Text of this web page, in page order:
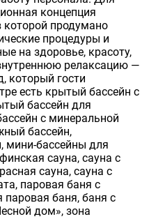
концепция
которой продумано
процедуры и
на здоровье, красоту,
релаксацию —
который гости
есть крытый бассейн с
бассейн для
с минеральной
бассейн,
мини-бассейны для
сауна, сауна с
сауна, сауна с
паровая баня с
паровая баня, баня с
дом», зона